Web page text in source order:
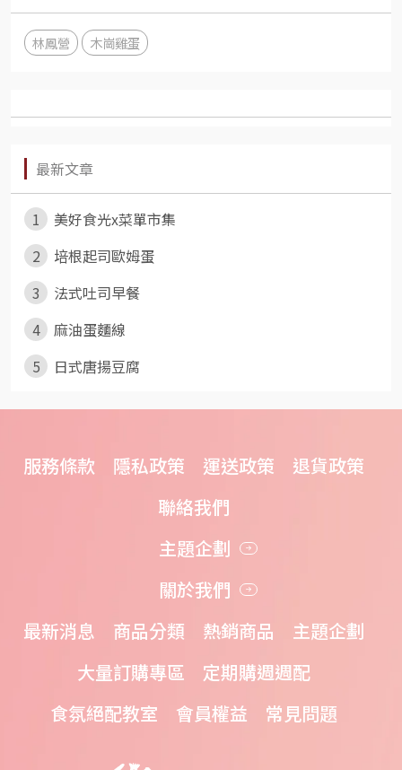
林鳳營 木崗雞蛋
最新文章
1
美好食光x菜單市集
2
培根起司歐姆蛋
3
法式吐司早餐
4
麻油蛋麵線
5
日式唐揚豆腐
服務條款 隱私政策 運送政策
退貨政策
聯絡我們
主題企劃
關於我們
最新消息
商品分類 熱銷商品
主題企劃
大量訂購專區
定期購週週配
食氛絕配教室
會員權益 常見問題